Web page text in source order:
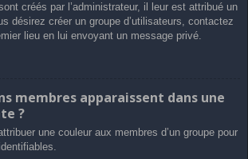
créés par l’administrateur, il leur est attribué un
désirez créer un groupe d’utilisateurs, contactez
lieu en lui envoyant un message privé.
membres apparaissent dans une
?
une couleur aux membres d’un groupe pour